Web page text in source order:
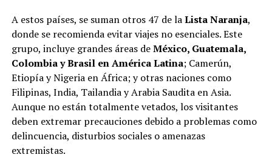
A estos países, se suman otros 47 de laLista Naranja,
donde se recomienda evitar viajes no esenciales. Este
grupo, incluye grandes áreas deMéxico, Guatemala,
Colombia y Brasil en América Latina; Camerún,
Etiopía y Nigeria en África; y otras naciones como
Filipinas, India, Tailandia y Arabia Saudita en Asia.
Aunque no están totalmente vetados, los visitantes
deben extremar precauciones debido a problemas como
delincuencia, disturbios sociales o amenazas
extremistas.